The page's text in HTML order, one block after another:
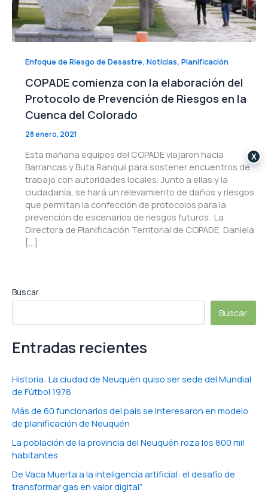
Enfoque de Riesgo de Desastre, Noticias, Planificación
COPADE comienza con la elaboración del
Protocolo de Prevención de Riesgos en la
Cuenca del Colorado
28 enero, 2021
Esta mañana equipos del COPADE viajaron hacia
Barrancas y Buta Ranquil para sostener encuentros de
trabajo con autoridades locales. Junto a ellas y la
ciudadanía, se hará un relevamiento de daños y riesgos
que permitan la confección de protocolos para la
prevención de escenarios de riesgos futuros. La
Directora de Planificación Territorial de COPADE, Daniela
[…]
Buscar
Buscar
Entradas recientes
Historia: La ciudad de Neuquén quiso ser sede del Mundial
de Fútbol 1978
Más de 60 funcionarios del país se interesaron en modelo
de planificación de Neuquén
La población de la provincia del Neuquén roza los 800 mil
habitantes
De Vaca Muerta a la inteligencia artificial: el desafío de
transformar gas en valor digital”
X